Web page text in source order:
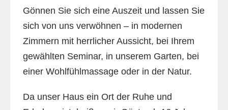
Gönnen Sie sich eine Auszeit und lassen Sie
sich von uns verwöhnen – in modernen
Zimmern mit herrlicher Aussicht, bei Ihrem
gewählten Seminar, in unserem Garten, bei
einer Wohlfühlmassage oder in der Natur.
Da unser Haus ein Ort der Ruhe und